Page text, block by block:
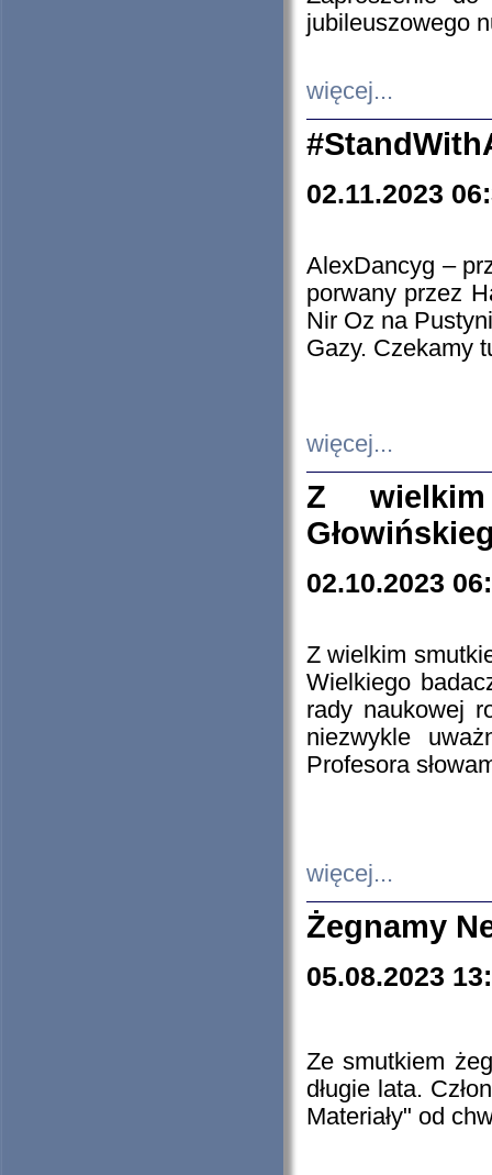
jubileuszowego
więcej...
02.11.2023
AlexDancyg –
porwany przez
Nir Oz na
Gazy. Czekamy
więcej...
Z
02.10.2023
Z wielkim
Wielkiego
rady naukowej
niezwykle
Profesora
więcej...
Żegnamy
05.08.2023
Ze smutkiem
długie lata.
Materiały" od